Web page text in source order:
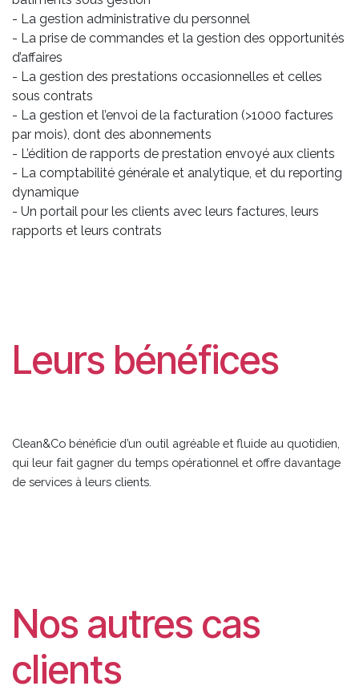
- La gestion administrative du personnel
- La prise de commandes et la gestion des opportunités
d’affaires
- La gestion des prestations occasionnelles et celles
sous contrats
- La gestion et l’envoi de la facturation (>1000 factures
par mois), dont des abonnements
- L’édition de rapports de prestation envoyé aux clients
- La comptabilité générale et analytique, et du reporting
dynamique
- Un portail pour les clients avec leurs factures, leurs
rapports et leurs contrats
Leurs bénéfices
Clean&Co bénéficie d’un outil agréable et fluide au quotidien,
qui leur fait gagner du temps opérationnel et offre davantage
de services à leurs clients.
Nos autres cas
clients